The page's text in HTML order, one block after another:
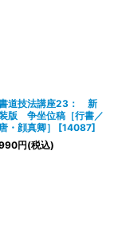
道技法講座23： 新
版 争坐位稿［行書／
唐・顔真卿］
[14087]
円(税込)